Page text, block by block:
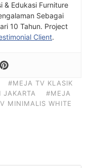
& Edukasi Furniture
Sebagai
10 Tahun. Project
Client.
#MEJA TV KLASIK
#MEJA
MINIMALIS WHITE